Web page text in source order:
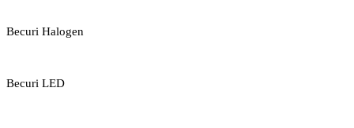
Becuri Halogen
Becuri LED